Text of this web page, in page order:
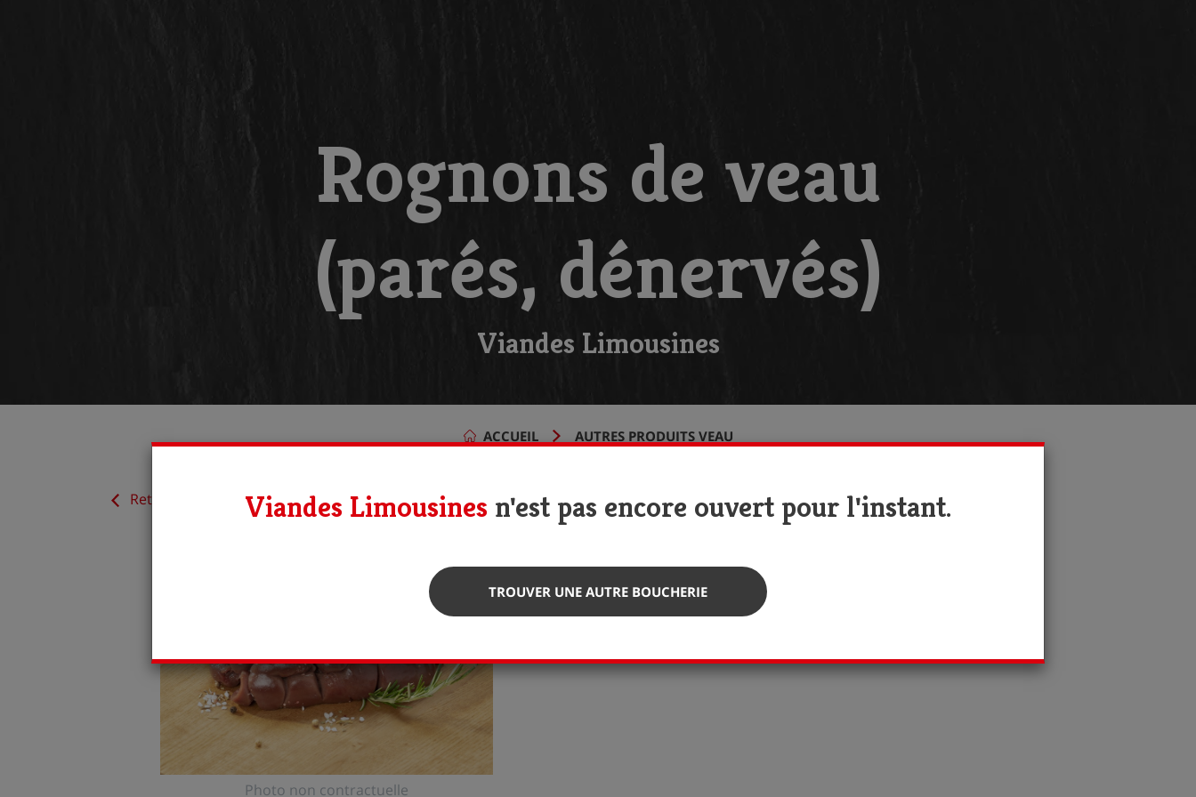
Rognons de veau
(parés, dénervés)
Viandes Limousines
ACCUEIL AUTRES PRODUITS VEAU
Retour aux produits
Photo non contractuelle
Viandes Limousines n'est pas encore ouvert pour l'instant.
TROUVER UNE AUTRE BOUCHERIE